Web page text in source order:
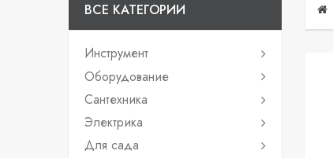
ВСЕ КАТЕГОРИИ
Инструмент
Оборудование
Сантехника
Электрика
Для сада